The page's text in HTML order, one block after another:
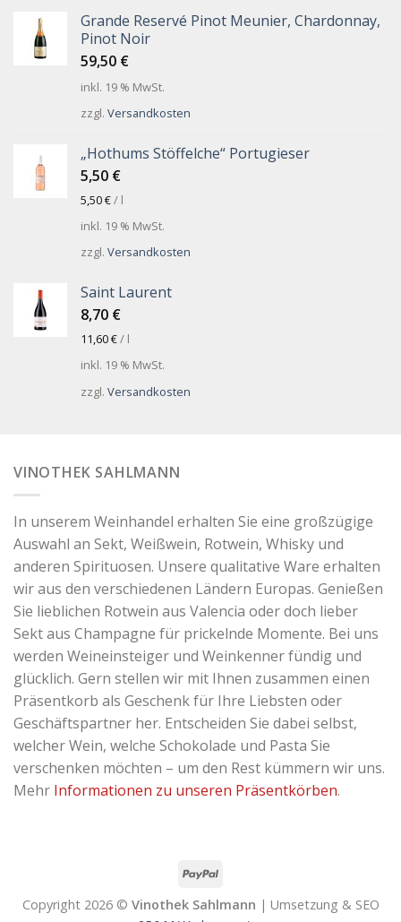
Grande Reservé Pinot Meunier, Chardonnay,
Pinot Noir
59,50 €
inkl. 19 % MwSt.
zzgl. Versandkosten
„Hothums Stöffelche“ Portugieser
5,50 €
5,50€/ l
inkl. 19 % MwSt.
zzgl. Versandkosten
Saint Laurent
8,70 €
11,60€/ l
inkl. 19 % MwSt.
zzgl. Versandkosten
VINOTHEK SAHLMANN
In unserem Weinhandel erhalten Sie eine großzügige
Auswahl an Sekt, Weißwein, Rotwein, Whisky und
anderen Spirituosen. Unsere qualitative Ware erhalten
wir aus den verschiedenen Ländern Europas. Genießen
Sie lieblichen Rotwein aus Valencia oder doch lieber
Sekt aus Champagne für prickelnde Momente. Bei uns
werden Weineinsteiger und Weinkenner fündig und
glücklich. Gern stellen wir mit Ihnen zusammen einen
Präsentkorb als Geschenk für Ihre Liebsten oder
Geschäftspartner her. Entscheiden Sie dabei selbst,
welcher Wein, welche Schokolade und Pasta Sie
verschenken möchten – um den Rest kümmern wir uns.
Mehr Informationen zu unseren Präsentkörben.
Copyright 2026 © Vinothek Sahlmann | Umsetzung & SEO